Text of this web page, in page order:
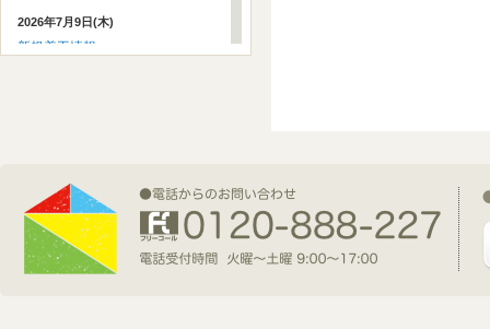
2026年7月9日(木)
新規着工情報
新規着工情報
2026年5月14日(木)
新規着工情報